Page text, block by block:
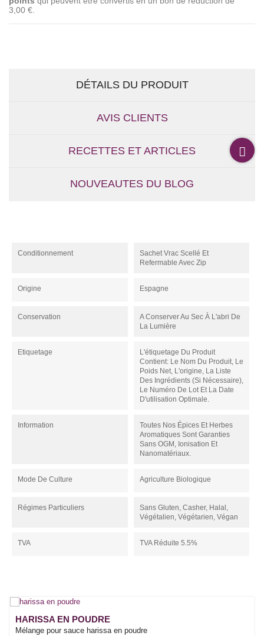
3,00 €
DÉTAILS DU PRODUIT
AVIS CLIENTS
RECETTES ET ARTICLES
NOUVEAUTES DU BLOG
Conditionnement
Sachet Vrac Scellé Et
Refermable Avec Zip
Origine Espagne
Conservation
A Conserver Au Sec À L'abri De
La Lumière
Etiquetage
L'étiquetage Du Produit
Contient: Le Nom Du Produit, Le
Poids Net, L'origine, La Liste
Des Ingrédients (si Nécessaire),
Le Numéro De Lot Et La Date
D'utilisation Optimale.
Information
Toutes Nos Épices Et Herbes
Aromatiques Sont Garanties
Sans OGM, Ionisation Et
Nanomatériaux.
Mode De Culture Agriculture Biologique
Régimes Particuliers
Sans Gluten, Casher, Halal,
Végétalien, Végétarien, Végan
TVA TVA Réduite 5.5%
HARISSA EN POUDRE
Mélange pour sauce harissa en poudre